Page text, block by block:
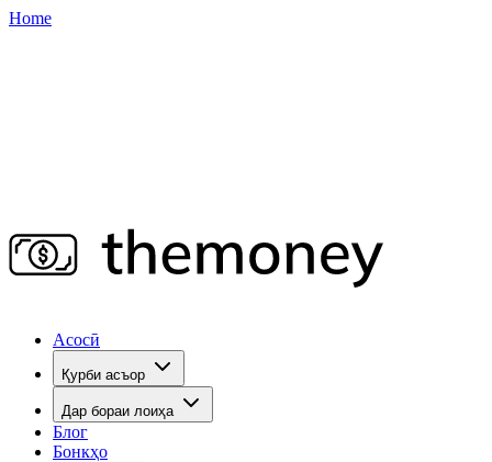
Home
Асосӣ
Қурби асъор
Дар бораи лоиҳа
Блог
Бонкҳо